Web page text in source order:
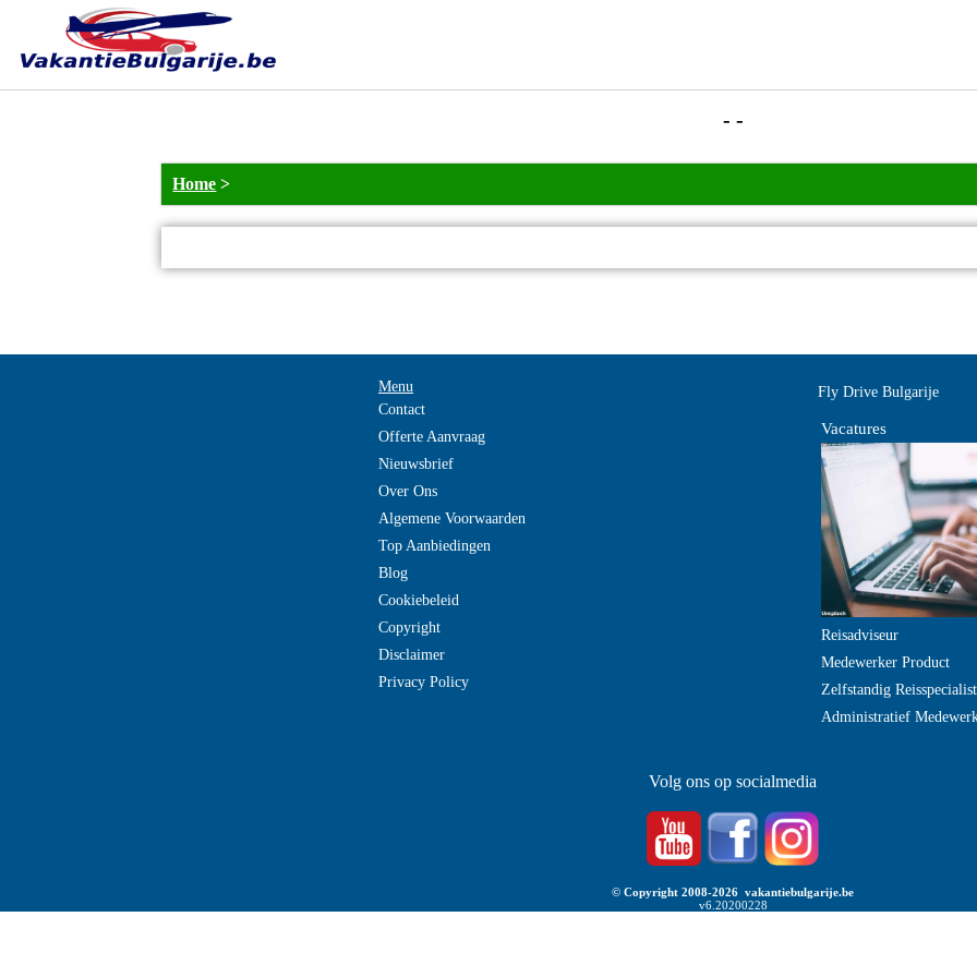
- -
Home >
Menu
Contact
Offerte Aanvraag
Nieuwsbrief
Over Ons
Algemene Voorwaarden
Top Aanbiedingen
Blog
Cookiebeleid
Copyright
Disclaimer
Privacy Policy
Fly Drive Bulgarije
Vacatures
Reisadviseur
Medewerker Product
Zelfstandig Reisspecialist
Administratief
Volg ons op socialmedia
© Copyright 2008-2026 vakantiebulgarije.be
v6.20200228